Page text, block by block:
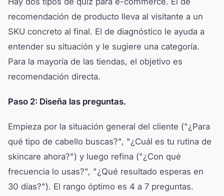
recomendación de producto lleva al visitante a un
SKU concreto al final. El de diagnóstico le ayuda a
entender su situación y le sugiere una categoría.
Para la mayoría de las tiendas, el objetivo es
recomendación directa.
Paso 2: Diseña las preguntas.
Empieza por la situación general del cliente ("¿Para
qué tipo de cabello buscas?", "¿Cuál es tu rutina de
skincare ahora?") y luego refina ("¿Con qué
frecuencia lo usas?", "¿Qué resultado esperas en
30 días?"). El rango óptimo es 4 a 7 preguntas.